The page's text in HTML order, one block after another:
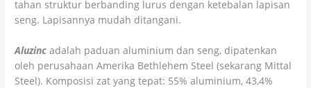
tahan struktur berbanding lurus dengan ketebalan lapisan
seng. Lapisannya mudah ditangani.
Aluzinc adalah paduan aluminium dan seng, dipatenkan
oleh perusahaan Amerika Bethlehem Steel (sekarang Mittal
Steel). Komposisi zat yang tepat: 55% aluminium, 43,4%